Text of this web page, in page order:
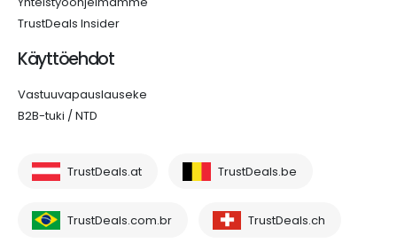
TrustDeals Insider
Käyttöehdot
Vastuuvapauslauseke
B2B-tuki / NTD
TrustDeals.at TrustDeals.be
TrustDeals.com.br TrustDeals.ch